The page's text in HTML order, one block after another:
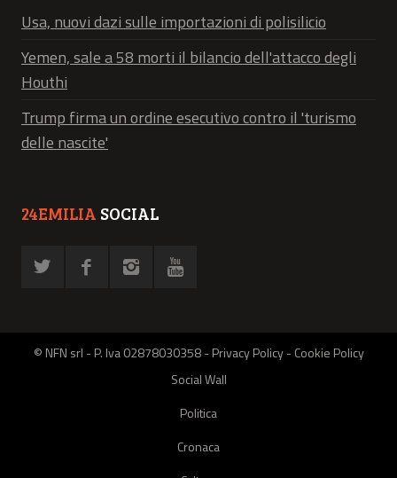
Usa, nuovi dazi sulle importazioni di polisilicio
Yemen, sale a 58 morti il bilancio dell'attacco degli
Houthi
Trump firma un ordine esecutivo contro il 'turismo
delle nascite'
24EMILIA SOCIAL
© NFN srl - P. Iva 02878030358 -Privacy Policy-Cookie Policy
Social Wall
Politica
Cronaca